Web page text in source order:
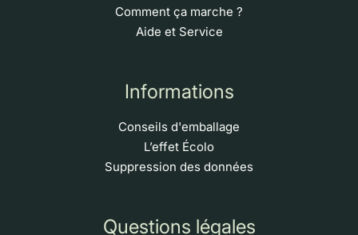
Comment ça marche ?
Aide et Service
Informations
Conseils d'emballage
L’effet Écolo
Suppression des données
Questions légales